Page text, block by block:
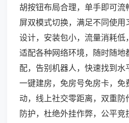
胡按钮布局合理，单手即可
屏双模式切换，满足不同使
设计，安装包小，流量消耗低
适配各种网络环境，随时随地
配，告别机器人，快速找到水
一键建房，免房号免房卡，免
动，线上社交零距离，双重防
防护，杜绝外挂作弊，公平竞